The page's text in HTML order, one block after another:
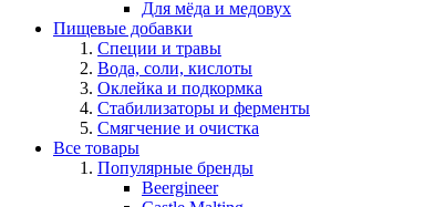
Для мёда и медовух
Пищевые добавки
Специи и травы
Вода, соли, кислоты
Оклейка и подкормка
Стабилизаторы и ферменты
Смягчение и очистка
Все товары
Популярные бренды
Beergineer